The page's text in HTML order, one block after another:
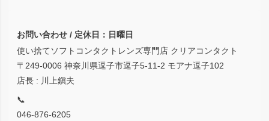
お問い合わせ / 定休日：日曜日
使い捨てソフトコンタクトレンズ専門店 クリアコンタクト
〒249-0006 神奈川県逗子市逗子5-11-2 モアナ逗子102
店長 : 川上鎭夫
📞
046-876-6205